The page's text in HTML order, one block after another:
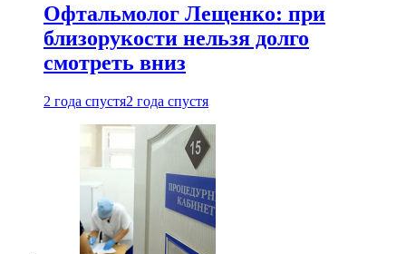
Офтальмолог Лещенко: при
близорукости нельзя долго
смотреть вниз
2 года спустя2 года спустя